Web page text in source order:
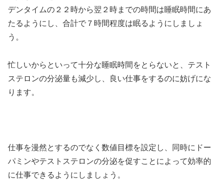
デンタイムの２２時から翌２時までの時間は睡眠時間にあ
たるようにし、合計で７時間程度は眠るようにしましょ
う。
忙しいからといって十分な睡眠時間をとらないと、テスト
ステロンの分泌量も減少し、良い仕事をするのに妨げにな
ります。
仕事を漫然とするのでなく数値目標を設定し、同時にドー
パミンやテストステロンの分泌を促すことによって効率的
に仕事できるようにしましょう。